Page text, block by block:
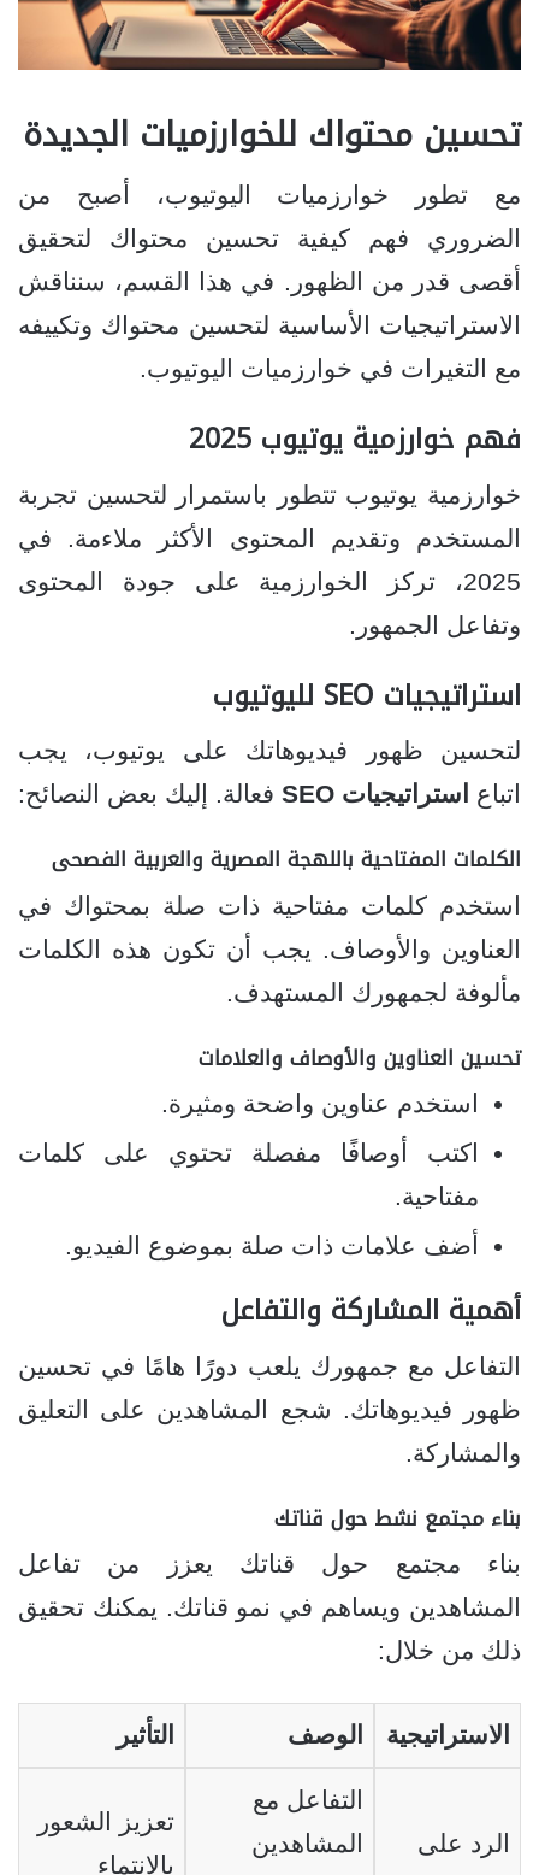
تحسين محتواك للخوارزميات الجديدة
مع تطور خوارزميات اليوتيوب، أصبح من
الضروري فهم كيفية تحسين محتواك لتحقيق
أقصى قدر من الظهور. في هذا القسم، سنناقش
الاستراتيجيات الأساسية لتحسين محتواك وتكييفه
مع التغيرات في خوارزميات اليوتيوب.
فهم خوارزمية يوتيوب 2025
خوارزمية يوتيوب تتطور باستمرار لتحسين تجربة
المستخدم وتقديم المحتوى الأكثر ملاءمة. في
2025، تركز الخوارزمية على جودة المحتوى
وتفاعل الجمهور.
استراتيجيات SEO لليوتيوب
لتحسين ظهور فيديوهاتك على يوتيوب، يجب
اتباع
استراتيجيات SEO فعالة. إليك بعض النصائح:
الكلمات المفتاحية باللهجة المصرية والعربية الفصحى
استخدم كلمات مفتاحية ذات صلة بمحتواك في
العناوين والأوصاف. يجب أن تكون هذه الكلمات
مألوفة لجمهورك المستهدف.
تحسين العناوين والأوصاف والعلامات
استخدم عناوين واضحة ومثيرة.
اكتب أوصافًا مفصلة تحتوي على كلمات
مفتاحية.
أضف علامات ذات صلة بموضوع الفيديو.
أهمية المشاركة والتفاعل
التفاعل مع جمهورك يلعب دورًا هامًا في تحسين
ظهور فيديوهاتك. شجع المشاهدين على التعليق
والمشاركة.
بناء مجتمع نشط حول قناتك
بناء مجتمع حول قناتك يعزز من تفاعل
المشاهدين ويساهم في نمو قناتك. يمكنك تحقيق
ذلك من خلال:
الاستراتيجية الوصف التأثير
الرد على
التفاعل مع
المشاهدين
تعزيز الشعور
بالانتماء